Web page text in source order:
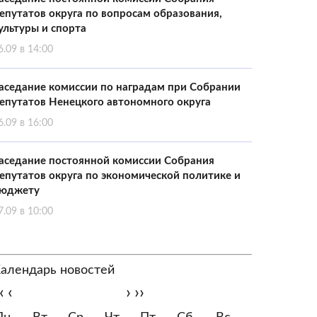
округа по вопросам образования,
и спорта
в 14:00
комиссии по наградам при Собрании
Ненецкого автономного округа
в 16:00
постоянной комиссии Собрания
округа по экономической политике и
в 10:00
новостей
‹ › ››